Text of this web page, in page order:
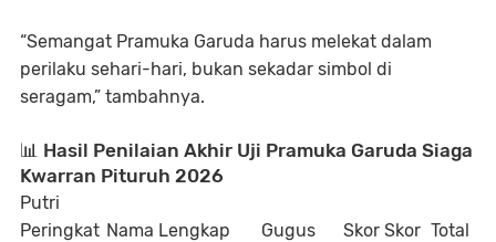
“Semangat Pramuka Garuda harus melekat dalam
perilaku sehari-hari, bukan sekadar simbol di
seragam,” tambahnya.
📊 Hasil Penilaian Akhir Uji Pramuka Garuda Siaga
Kwarran Pituruh 2026
Putri
Peringkat Nama Lengkap
Gugus
Skor Skor Total